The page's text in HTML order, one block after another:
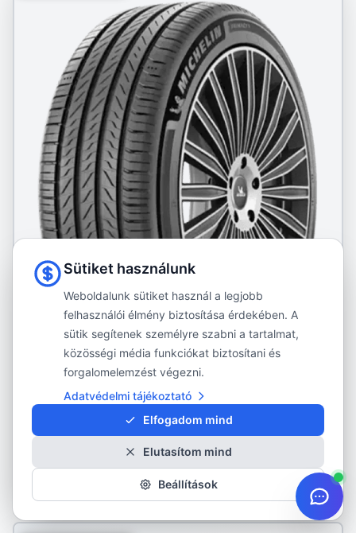
MICHELIN
PRIMACY 5
215/65R17
Nyári gumi
46 490 Ft
Raktáron:4 db
Részletek
Sütiket használunk
Weboldalunk sütiket használ a legjobb
felhasználói élmény biztosítása érdekében. A
sütik segítenek személyre szabni a tartalmat,
közösségi média funkciókat biztosítani és
forgalomelemzést végezni.
Adatvédelmi tájékoztató
Elfogadom mind
Elutasítom mind
Beállítások